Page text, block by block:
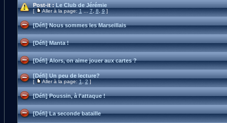
Post-it : Le Club de Jérémie
[ Aller à la page:1...7,8,9]
[Défi] Nous sommes les Marseillais
[Défi] Manta !
[Défi] Alors, on aime jouer aux cartes ?
[Défi] Un peu de lecture?
[ Aller à la page:1,2]
[Défi] Poussin, à l'attaque !
[Défi] La seconde bataille